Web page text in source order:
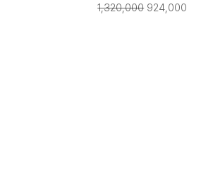
1,320,000 924,000